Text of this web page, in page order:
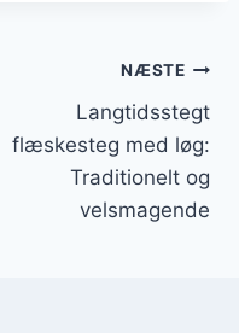
NÆSTE
Langtidsstegt
flæskesteg med løg:
Traditionelt og
velsmagende